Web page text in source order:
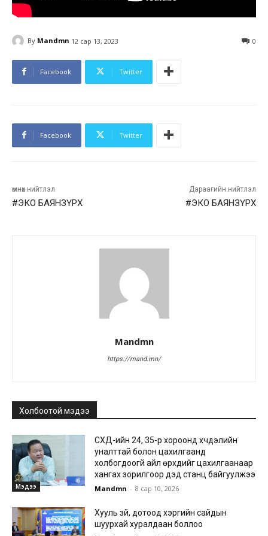
By Mandmn 12 сар 13, 2023 0
Facebook Twitter
Facebook Twitter
өмнөх нийтлэл
#ЭКО БАЯНЗҮРХ
Дараагийн нийтлэл
#ЭКО БАЯНЗҮРХ
Mandmn
https://mand.mn/
Холбоотой мэдээ
Мэдээ
СХД-ийн 24, 35-р хороонд хүчдэлийн
уналттай болон цахилгаанд
холбогдоогүй айл өрхүүдийг цахилгаанаар
хангах зорилгоор дэд станц байгуулжээ
Mandmn - 8 сар 10, 2026
Хууль зүй, дотоод хэргийн сайдын
шуурхай хуралдаан боллоо